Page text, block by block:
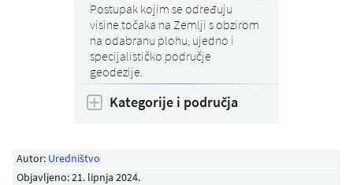
Autor: Uredništvo
Objavljeno:21. lipnja 2024.
Postupak kojim se određuju
visine točaka na Zemlji s obzirom
na odabranu plohu, ujedno i
specijalističko područje
geodezije.
Kategorije i područja